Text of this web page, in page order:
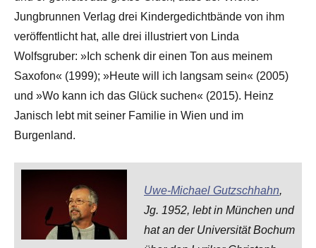
Jungbrunnen Verlag drei Kindergedichtbände von ihm
veröffentlicht hat, alle drei illustriert von Linda
Wolfsgruber: »Ich schenk dir einen Ton aus meinem
Saxofon« (1999); »Heute will ich langsam sein« (2005)
und »Wo kann ich das Glück suchen« (2015). Heinz
Janisch lebt mit seiner Familie in Wien und im
Burgenland.
Uwe-Michael Gutzschhahn,
Jg. 1952, lebt in München und
hat an der Universität Bochum